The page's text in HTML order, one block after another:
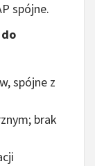
spójne.
spójne z
brak